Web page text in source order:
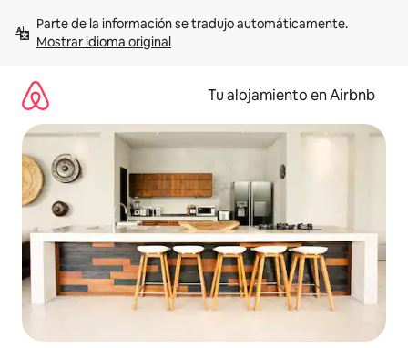
contenidoMostrar idioma original
Tu alojamiento en Airbnb